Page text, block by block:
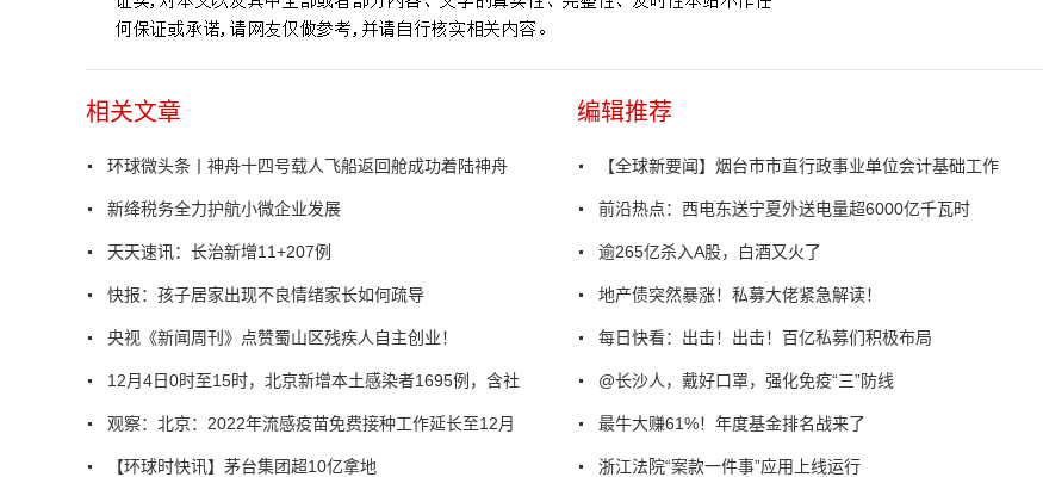
相关文章
环球微头条丨神舟十四号载人飞船返回舱成功着陆神舟
新绛税务全力护航小微企业发展
天天速讯：长治新增11+207例
快报：孩子居家出现不良情绪家长如何疏导
央视《新闻周刊》点赞蜀山区残疾人自主创业！
12月4日0时至15时，北京新增本土感染者1695例，含社
观察：北京：2022年流感疫苗免费接种工作延长至12月
【环球时快讯】茅台集团超10亿拿地
编辑推荐
【全球新要闻】烟台市市直行政事业单位会计基础工作
前沿热点：西电东送宁夏外送电量超6000亿千瓦时
逾265亿杀入A股，白酒又火了
地产债突然暴涨！私募大佬紧急解读！
每日快看：出击！出击！百亿私募们积极布局
@长沙人，戴好口罩，强化免疫“三”防线
最牛大赚61%！年度基金排名战来了
浙江法院“案款一件事”应用上线运行